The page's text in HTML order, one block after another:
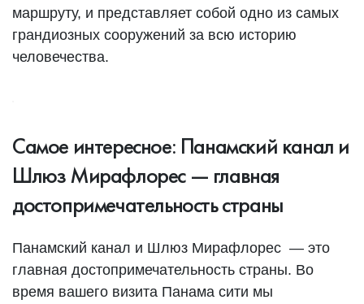
маршруту, и представляет собой одно из самых
грандиозных сооружений за всю историю
человечества.
Самое интересное: Панамский канал и
Шлюз Мирафлорес — главная
достопримечательность страны
Панамский канал и Шлюз Мирафлорес — это
главная достопримечательность страны. Во
время вашего визита Панама сити мы